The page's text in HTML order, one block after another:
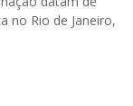
no Rio de Janeiro,